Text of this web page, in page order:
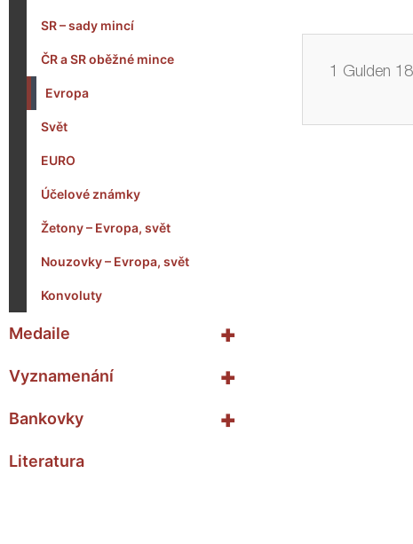
SR – sady mincí
ČR a SR oběžné mince
Evropa
Svět
EURO
Účelové známky
Žetony – Evropa, svět
Nouzovky – Evropa, svět
Konvoluty
+
Medaile
+
Vyznamenání
+
Bankovky
Literatura
1 Gulden